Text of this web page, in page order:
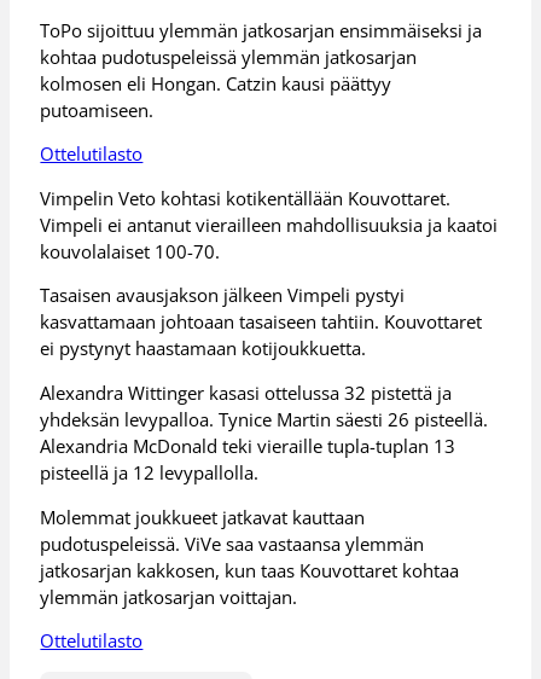
ToPo sijoittuu ylemmän jatkosarjan ensimmäiseksi ja
kohtaa pudotuspeleissä ylemmän jatkosarjan
kolmosen eli Hongan. Catzin kausi päättyy
putoamiseen.
Ottelutilasto
Vimpelin Veto kohtasi kotikentällään Kouvottaret.
Vimpeli ei antanut vierailleen mahdollisuuksia ja kaatoi
kouvolalaiset 100-70.
Tasaisen avausjakson jälkeen Vimpeli pystyi
kasvattamaan johtoaan tasaiseen tahtiin. Kouvottaret
ei pystynyt haastamaan kotijoukkuetta.
Alexandra Wittinger kasasi ottelussa 32 pistettä ja
yhdeksän levypalloa. Tynice Martin säesti 26 pisteellä.
Alexandria McDonald teki vieraille tupla-tuplan 13
pisteellä ja 12 levypallolla.
Molemmat joukkueet jatkavat kauttaan
pudotuspeleissä. ViVe saa vastaansa ylemmän
jatkosarjan kakkosen, kun taas Kouvottaret kohtaa
ylemmän jatkosarjan voittajan.
Ottelutilasto